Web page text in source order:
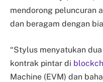
mendorong peluncuran
dan beragam dengan
“Stylus menyatukan
kontrak pintar di
Machine (EVM) dan